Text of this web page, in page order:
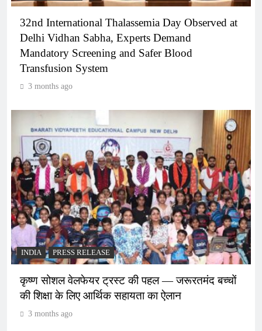
32nd International Thalassemia Day Observed at
Delhi Vidhan Sabha, Experts Demand
Mandatory Screening and Safer Blood
Transfusion System
3 months ago
INDIA PRESS RELEASE
कृष्ण सोशल वेलफेयर ट्रस्ट की पहल — जरूरतमंद बच्चों
की शिक्षा के लिए आर्थिक सहायता का ऐलान
3 months ago